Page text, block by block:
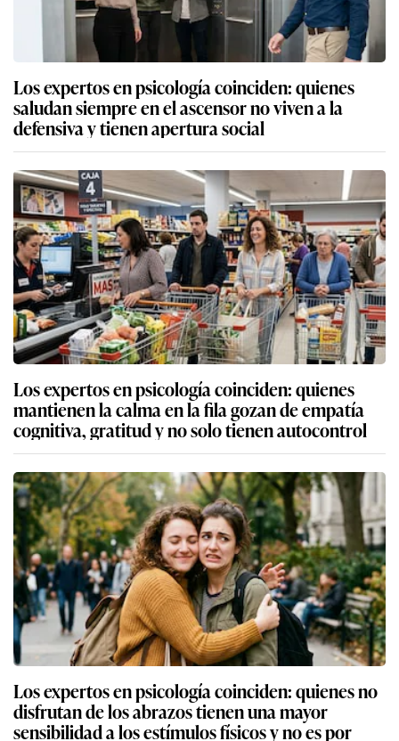
Los expertos en psicología coinciden: quienes
saludan siempre en el ascensor no viven a la
defensiva y tienen apertura social
Los expertos en psicología coinciden: quienes
mantienen la calma en la fila gozan de empatía
cognitiva, gratitud y no solo tienen autocontrol
Los expertos en psicología coinciden: quienes no
disfrutan de los abrazos tienen una mayor
sensibilidad a los estímulos físicos y no es por